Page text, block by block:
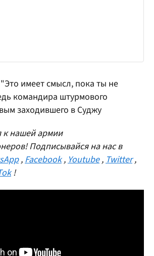
имеет смысл, пока ты не
командира штурмового
заходившего в Суджу
к нашей армии
Подписывайся на нас в
,Facebook ,Youtube ,Twitter ,
!